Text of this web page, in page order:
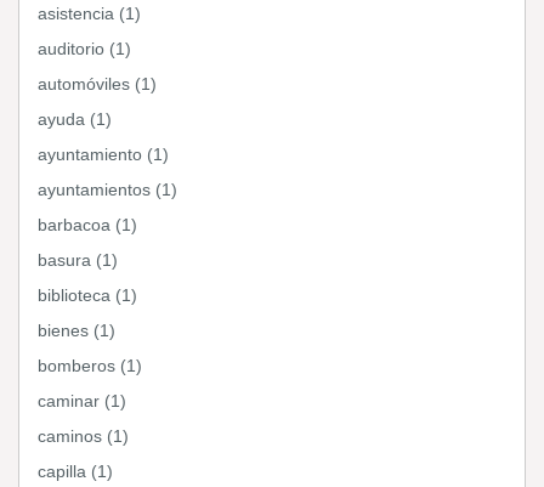
asistencia (1)
auditorio (1)
automóviles (1)
ayuda (1)
ayuntamiento (1)
ayuntamientos (1)
barbacoa (1)
basura (1)
biblioteca (1)
bienes (1)
bomberos (1)
caminar (1)
caminos (1)
capilla (1)